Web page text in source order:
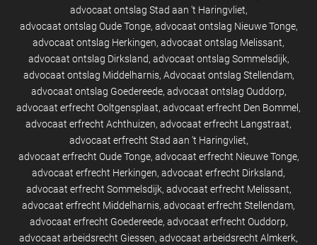
advocaat ontslag Stad aan 't Haringvliet
advocaat ontslag Oude Tonge advocaat ontslag Nieuwe Tonge
advocaat ontslag Herkingen advocaat ontslag Melissant
advocaat ontslag Dirksland advocaat ontslag Sommelsdijk
advocaat ontslag Middelharnis Advocaat ontslag Stellendam
advocaat ontslag Goedereede advocaat ontslag Ouddorp
advocaat erfrecht Ooltgensplaat advocaat erfrecht Den Bommel
advocaat erfrecht Achthuizen advocaat erfrecht Langstraat
advocaat erfrecht Stad aan 't Haringvliet
advocaat erfrecht Oude Tonge advocaat erfrecht Nieuwe Tonge
advocaat erfrecht Herkingen advocaat erfrecht Dirksland
advocaat erfrecht Sommelsdijk advocaat erfrecht Melissant
advocaat erfrecht Middelharnis advocaat erfrecht Stellendam
advocaat erfrecht Goedereede advocaat erfrecht Ouddorp
advocaat arbeidsrecht Giessen advocaat arbeidsrecht Almkerk